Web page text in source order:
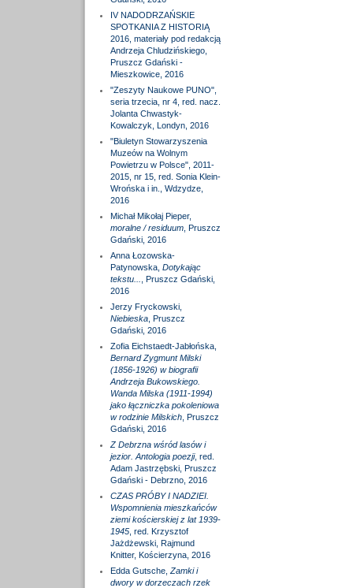
IV NADODRZAŃSKIE
SPOTKANIA Z HISTORIĄ
2016, materiały pod redakcją
Andrzeja Chludzińskiego,
Pruszcz Gdański -
Mieszkowice, 2016
"Zeszyty Naukowe PUNO",
seria trzecia, nr 4, red. nacz.
Jolanta Chwastyk-
Kowalczyk, Londyn, 2016
"Biuletyn Stowarzyszenia
Muzeów na Wolnym
Powietrzu w Polsce", 2011-
2015, nr 15, red. Sonia Klein-
Wrońska i in., Wdzydze,
2016
Michał Mikołaj Pieper,
moralne / residuum, Pruszcz
Gdański, 2016
Anna Łozowska-
Patynowska, Dotykając
tekstu...
, Pruszcz Gdański,
2016
Jerzy Fryckowski,
Niebieska, Pruszcz
Gdański, 2016
Zofia Eichstaedt-Jabłońska,
Bernard Zygmunt Milski
(1856-1926) w biografii
Andrzeja Bukowskiego.
Wanda Milska (1911-1994)
jako łączniczka pokoleniowa
w rodzinie Milskich, Pruszcz
Gdański, 2016
Z Debrzna wśród lasów i
jezior. Antologia poezji, red.
Adam Jastrzębski, Pruszcz
Gdański - Debrzno, 2016
CZAS PRÓBY I NADZIEI.
Wspomnienia mieszkańców
ziemi kościerskiej z lat 1939-
1945, red. Krzysztof
Jażdżewski, Rajmund
Knitter, Kościerzyna, 2016
Edda Gutsche, Zamki i
dwory w dorzeczach rzek